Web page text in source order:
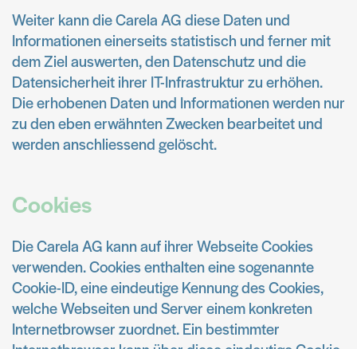
Weiter kann die Carela AG diese Daten und
Informationen einerseits statistisch und ferner mit
dem Ziel auswerten, den Datenschutz und die
Datensicherheit ihrer IT-Infrastruktur zu erhöhen.
Die erhobenen Daten und Informationen werden nur
zu den eben erwähnten Zwecken bearbeitet und
werden anschliessend gelöscht.
Cookies
Die Carela AG kann auf ihrer Webseite Cookies
verwenden. Cookies enthalten eine sogenannte
Cookie-ID, eine eindeutige Kennung des Cookies,
welche Webseiten und Server einem konkreten
Internetbrowser zuordnet. Ein bestimmter